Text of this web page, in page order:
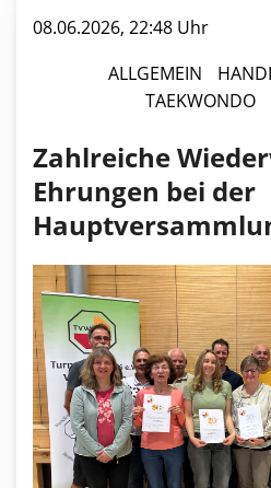
08.06.2026, 22:48 Uhr
ALLGEMEIN
TAEKWONDO
Zahlreiche
Ehrungen bei der